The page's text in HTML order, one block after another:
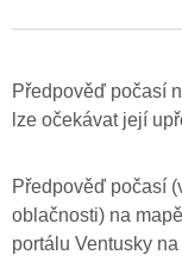
Předpověď počasí
lze očekávat její
Předpověď počasí
oblačnosti) na
portálu Ventusky